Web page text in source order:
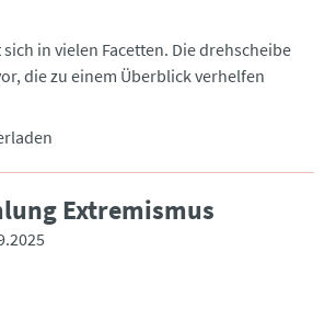
in vielen Facetten. Die drehscheibe
die zu einem Überblick verhelfen
Extremismus